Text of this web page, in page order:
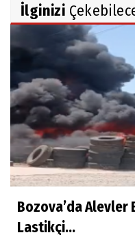
İlginizi
Bozova’da Alevler
Lastikçi...